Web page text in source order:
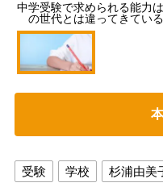
中学受験で求められる能力
の世代とは違ってきてい
受験 学校 杉浦由美